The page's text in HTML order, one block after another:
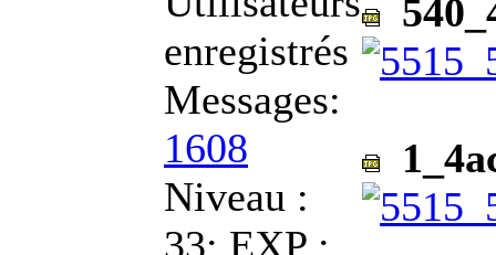
enregistrés
Messages:
1608
Niveau :
33; EXP :